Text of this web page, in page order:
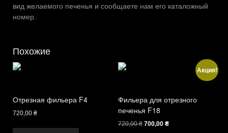
вид желаемого печенья и сообщаете нам его каталожный
номер.
Похожие
Отрезная фильера F4
720,00 ₴
Акция!
Фильера для отрезного
печенья F18
720,00₴ Первоначальная
700,00 ₴Текущая